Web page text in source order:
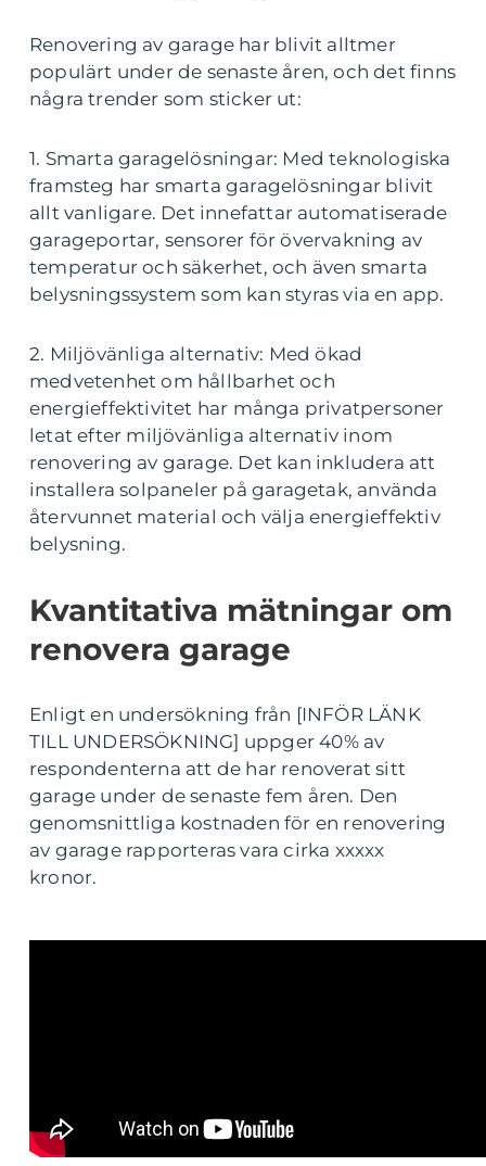
Renovering av garage har blivit alltmer
populärt under de senaste åren, och det finns
några trender som sticker ut:
1. Smarta garagelösningar: Med teknologiska
framsteg har smarta garagelösningar blivit
allt vanligare. Det innefattar automatiserade
garageportar, sensorer för övervakning av
temperatur och säkerhet, och även smarta
belysningssystem som kan styras via en app.
2. Miljövänliga alternativ: Med ökad
medvetenhet om hållbarhet och
energieffektivitet har många privatpersoner
letat efter miljövänliga alternativ inom
renovering av garage. Det kan inkludera att
installera solpaneler på garagetak, använda
återvunnet material och välja energieffektiv
belysning.
Kvantitativa mätningar om
renovera garage
Enligt en undersökning från [INFÖR LÄNK
TILL UNDERSÖKNING] uppger 40% av
respondenterna att de har renoverat sitt
garage under de senaste fem åren. Den
genomsnittliga kostnaden för en renovering
av garage rapporteras vara cirka xxxxx
kronor.